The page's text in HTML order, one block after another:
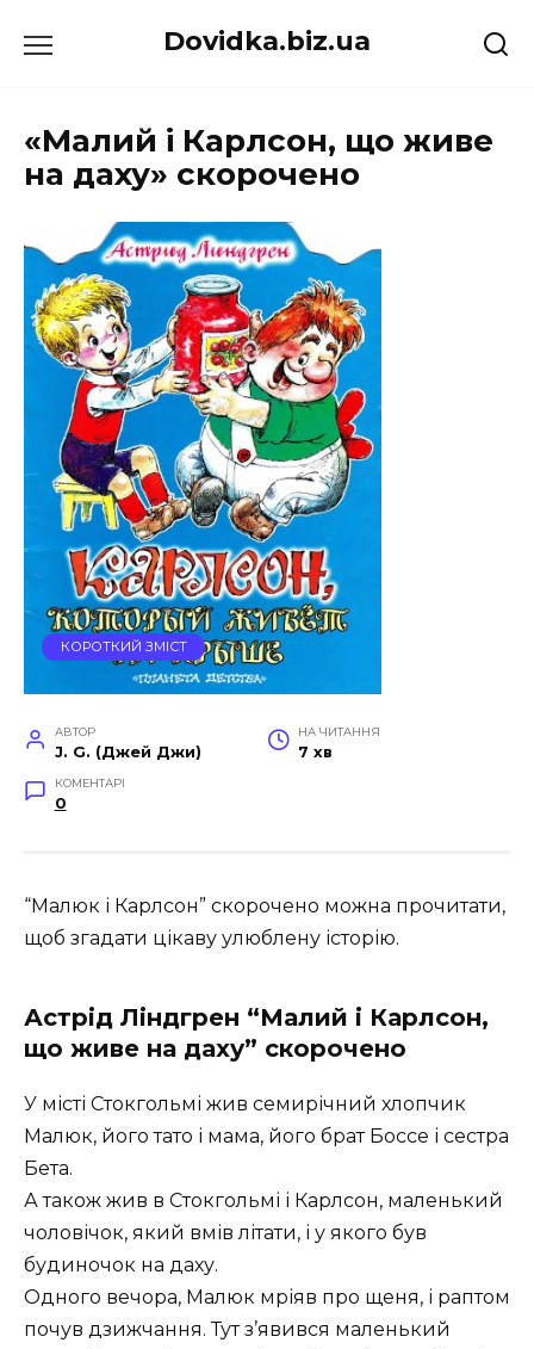
до
Dovidka.biz.ua
«Малий і Карлсон, що живе
на даху» скорочено
КОРОТКИЙ ЗМІСТ
АВТОР
J. G. (Джей Джи)
НА ЧИТАННЯ
7 хв
КОМЕНТАРІ
0
“Малюк і Карлсон” скорочено можна прочитати,
щоб згадати цікаву улюблену історію.
Астрід Ліндгрен “Малий і Карлсон,
що живе на даху” скорочено
У місті Стокгольмі жив семирічний хлопчик
Малюк, його тато і мама, його брат Боссе і сестра
Бета.
А також жив в Стокгольмі і Карлсон, маленький
чоловічок, який вмів літати, і у якого був
будиночок на даху.
Одного вечора, Малюк мріяв про щеня, і раптом
почув дзижчання. Тут з’явився маленький